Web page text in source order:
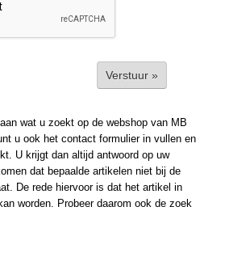
Verstuur »
wat u zoekt op de webshop van MB
u ook het contact formulier in vullen en
U krijgt dan altijd antwoord op uw
dat bepaalde artikelen niet bij de
De rede hiervoor is dat het artikel in
worden. Probeer daarom ook de zoek